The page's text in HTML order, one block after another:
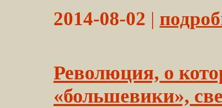
2014-08-02 |
Революция, о
«большевики»,